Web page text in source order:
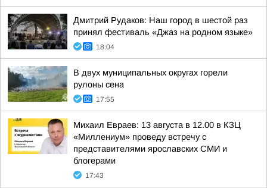
Дмитрий Рудаков: Наш город в шестой раз
принял фестиваль «Джаз на родном языке»
18:04
В двух муниципальных округах горели
рулоны сена
17:55
Михаил Евраев: 13 августа в 12.00 в КЗЦ
«Миллениум» проведу встречу с
представителями ярославских СМИ и
блогерами
17:43